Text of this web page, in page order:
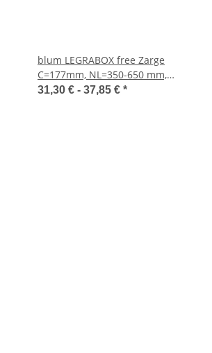
blum LEGRABOX free Zarge
C=177mm, NL=350-650 mm,
carbonschwarz matt, inkl.
31,30 € - 37,85 € *